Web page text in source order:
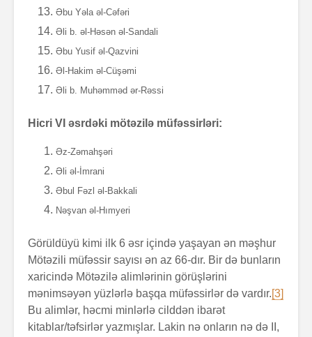
Əbu Yəla əl-Cəfəri
Əli b. əl-Həsən əl-Sandali
Əbu Yusif əl-Qazvini
Əl-Hakim əl-Cüşəmi
Əli b. Muhəmməd ər-Rəssi
Hicri VI əsrdəki mötəzilə müfəssirləri:
Əz-Zəmahşəri
Əli əl-İmrani
Əbul Fəzl əl-Bakkali
Nəşvan əl-Hımyeri
Görüldüyü kimi ilk 6 əsr içində yaşayan ən məşhur
Mötəzili müfəssir sayısı ən az 66-dır. Bir də bunların
xaricində Mötəzilə alimlərinin görüşlərini
mənimsəyən yüzlərlə başqa müfəssirlər də vardır.[3]
Bu alimlər, həcmi minlərlə cilddən ibarət
kitablar/təfsirlər yazmışlar. Lakin nə onların nə də II,